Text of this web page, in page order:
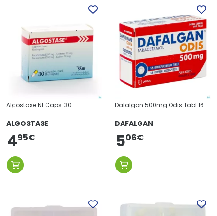
Algostase Nf Caps. 30
ALGOSTASE
495€
Dafalgan 500mg Odis Tabl 16
DAFALGAN
506€